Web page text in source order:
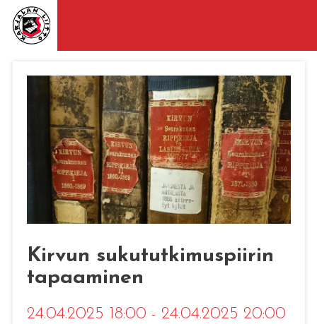
Kirvun sukututkimuspiirin
tapaaminen
24.04.2025 18:00 - 24.04.2025 20:00